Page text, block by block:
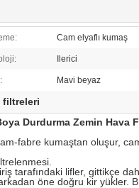
Cam elyaflı kumaş
Ilerici
Mavi beyaz
filtreleri
Durdurma Zemin Hava
fabre kumaştan oluşur,
tarafındaki lifler, gittikçe
öne doğru kir yükler.